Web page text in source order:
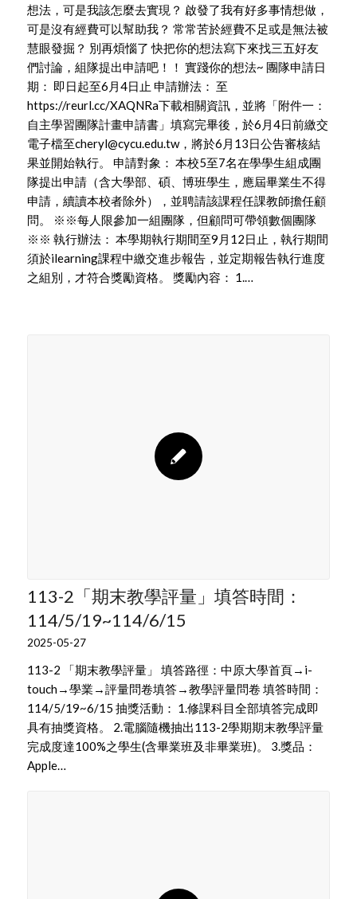
想法，可是我該怎麼去實現？ 啟發了我有好多事情想做，
可是沒有經費可以幫助我？ 常常苦於經費不足或是無法被
慧眼發掘？ 別再煩惱了 快把你的想法寫下來找三五好友
們討論，組隊提出申請吧！！ 實踐你的想法~ 團隊申請日
期： 即日起至6月4日止 申請辦法： 至
https://reurl.cc/XAQNRa下載相關資訊，並將「附件一：
自主學習團隊計畫申請書」填寫完畢後，於6月4日前繳交
電子檔至cheryl@cycu.edu.tw，將於6月13日公告審核結
果並開始執行。 申請對象： 本校5至7名在學學生組成團
隊提出申請（含大學部、碩、博班學生，應屆畢業生不得
申請，續讀本校者除外），並聘請該課程任課教師擔任顧
問。 ※※每人限參加一組團隊，但顧問可帶領數個團隊
※※ 執行辦法： 本學期執行期間至9月12日止，執行期間
須於ilearning課程中繳交進步報告，並定期報告執行進度
之組別，才符合獎勵資格。 獎勵內容： 1.…
113-2「期末教學評量」填答時間：
114/5/19~114/6/15
2025-05-27
113-2 「期末教學評量」 填答路徑：中原大學首頁→i-
touch→學業→評量問卷填答→教學評量問卷 填答時間：
114/5/19~6/15 抽獎活動： 1.修課科目全部填答完成即
具有抽獎資格。 2.電腦隨機抽出113-2學期期末教學評量
完成度達100%之學生(含畢業班及非畢業班)。 3.獎品：
Apple…